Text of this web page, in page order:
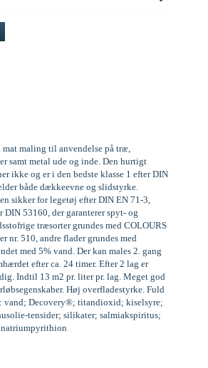
maling til anvendelse på træ,
samt metal ude og inde. Den hurtigt
ikke og er i den bedste klasse 1 efter DIN
både dækkeevne og slidstyrke.
sikker for legetøj efter DIN EN 71-3,
53160, der garanterer spyt- og
træsorter grundes med COLOURS
nr. 510, andre flader grundes med
med 5% vand. Der kan males 2. gang
efter ca. 24 timer. Efter 2 lag er
Indtil 13 m2 pr. liter pr. lag. Meget god
Høj overfladestyrke. Fuld
vand; Decovery®; titandioxid; kiselsyre;
tensider; silikater; salmiakspiritus;